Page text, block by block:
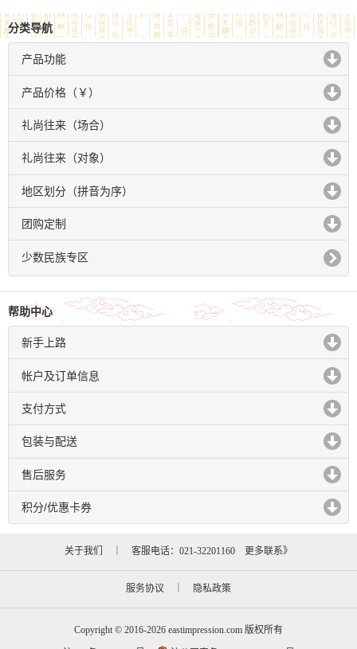
分类导航
产品功能
click to expand contents
产品价格（￥）
click to expand contents
礼尚往来（场合）
click to expand contents
礼尚往来（对象）
click to expand contents
地区划分（拼音为序）
click to expand contents
团购定制
click to expand contents
少数民族专区
帮助中心
新手上路
click to expand contents
帐户及订单信息
click to expand contents
支付方式
click to expand contents
包装与配送
click to expand contents
售后服务
click to expand contents
积分/优惠卡券
click to expand contents
关于我们 ｜ 客服电话：021-32201160 更多联系》
服务协议 隐私政策
Copyright © 2016-2026 eastimpression.com 版权所有